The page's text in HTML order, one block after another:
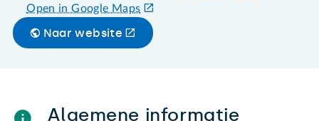
Open in Google Maps
Naar website
Algemene informatie